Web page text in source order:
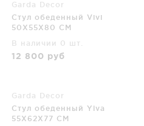
Garda Decor
Стул обеденный Vivi
50X55X80 CM
В наличии 0 шт.
12 800 руб
Garda Decor
Стул обеденный Ylva
55X62X77 CM